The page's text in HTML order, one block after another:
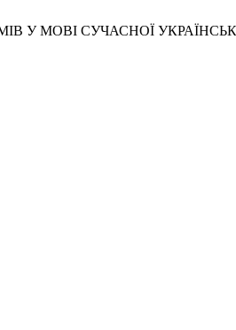
СУЧАСНОЇ УКРАЇНСЬКОЇ